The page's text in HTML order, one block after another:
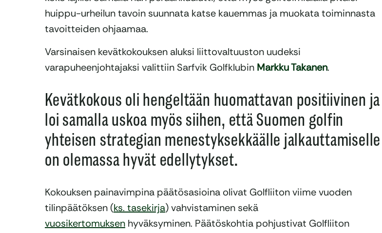
huippu-urheilun tavoin suunnata katse kauemmas ja muokata toiminnasta
tavoitteiden ohjaamaa.
Varsinaisen kevätkokouksen aluksi liittovaltuuston uudeksi
varapuheenjohtajaksi valittiin Sarfvik Golfklubin Markku Takanen.
Kevätkokous oli hengeltään huomattavan positiivinen ja
loi samalla uskoa myös siihen, että Suomen golfin
yhteisen strategian menestyksekkäälle jalkauttamiselle
on olemassa hyvät edellytykset.
Kokouksen painavimpina päätösasioina olivat Golfliiton viime vuoden
tilinpäätöksen (ks. tasekirja) vahvistaminen sekä
vuosikertomuksen hyväksyminen. Päätöskohtia pohjustivat Golfliiton